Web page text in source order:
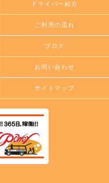
ドライバー紹介
ご利用の流れ
ブログ
お問い合わせ
サイトマップ